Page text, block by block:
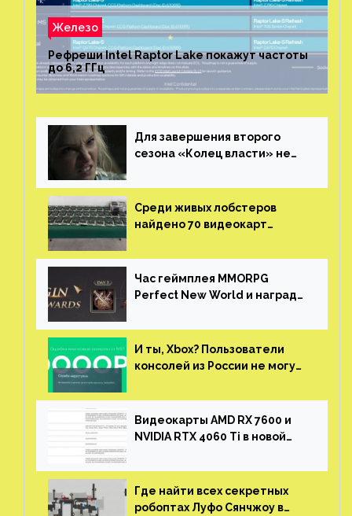
Железо
Рефреши Intel Raptor Lake покажут частоты
до 6,2 ГГц
Для завершения второго
сезона «Колец власти» не
Среди живых лобстеров
найдено 70 видеокарт
китайской таможни
Час геймплея MMORPG
Perfect New World и награды
И ты, Xbox? Пользователи
консолей из России не могут
Видеокарты AMD RX 7600 и
NVIDIA RTX 4060 Ti в новой
Где найти всех секретных
робоптах Луфо Сянчжоу в